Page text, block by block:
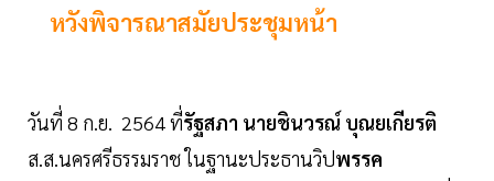
หวังพิจารณาสมัยประชุมหน้า
วันที่ 8 ก.ย. 2564 ที่รัฐสภา นายชินวรณ์ บุณยเกียรติ
ส.ส.นครศรีธรรมราช ในฐานะประธานวิปพรรค